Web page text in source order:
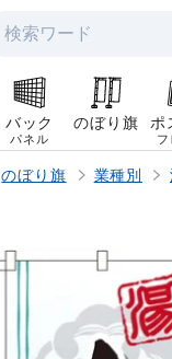
検索
バック
パネル
のぼり旗 ポ
のぼり旗 業種別